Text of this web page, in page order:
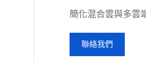
簡化混合雲與多雲
聯絡我們